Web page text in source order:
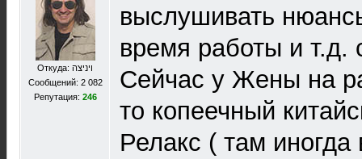
Откуда: ויניצה
Сообщений: 2 082
Репутация: 246
выслушивать
время работы и
Сейчас у Жены на
то копеечный
Релакс ( там